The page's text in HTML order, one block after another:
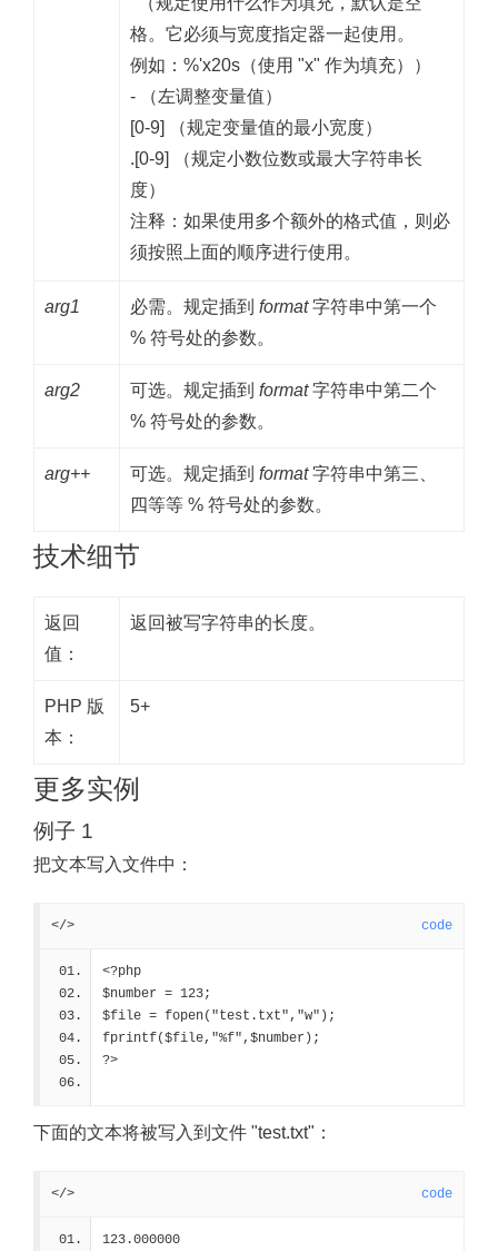
格。它必须与宽度指定器一起使用。
例如：%'x20s（使用 "x" 作为填充））
- （左调整变量值）
[0-9] （规定变量值的最小宽度）
.[0-9] （规定小数位数或最大字符串长
度）
注释： 如果使用多个额外的格式值，则必
须按照上面的顺序进行使用。
arg1 必需。规定插到 format字符串中第一个
% 符号处的参数。
arg2 可选。规定插到 format字符串中第二个
% 符号处的参数。
arg++ 可选。规定插到 format字符串中第三、
四等等 % 符号处的参数。
技术细节
返回
值：
返回被写字符串的长度。
PHP 版
本：
5+
更多实例
例子 1
把文本写入文件中：
</> code
<?php
$number = 123;
$file = fopen("test.txt","w");
fprintf($file,"%f",$number);
?>
下面的文本将被写入到文件 "test.txt"：
</> code
123.000000